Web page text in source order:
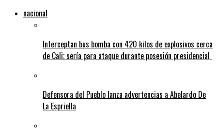
nacional
Interceptan bus bomba con 420 kilos de explosivos cerca
de Cali; sería para ataque durante posesión presidencial
Defensora del Pueblo lanza advertencias a Abelardo De
La Espriella